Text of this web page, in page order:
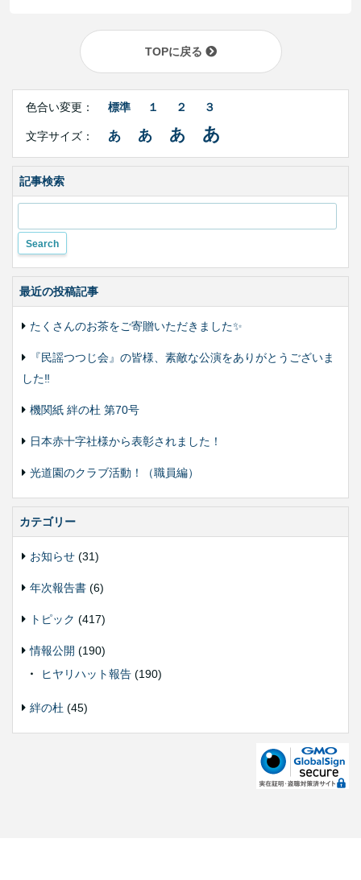
TOPに戻る
Right
Contents
合
変
色合い変更： 標準 １ ２ ３
文字サイズ： あ あ あ あ
記事検索
最近の投稿記事
たくさんのお茶をご寄贈いただきました✨
『民謡つつじ会』の皆様、素敵な公演をありがとうございま
した‼️
機関紙 絆の杜 第70号
日本赤十字社様から表彰されました！
光道園のクラブ活動！（職員編）
カテゴリー
お知らせ (31)
年次報告書 (6)
トピック (417)
情報公開 (190)
ヒヤリハット報告 (190)
絆の杜 (45)